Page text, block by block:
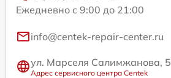
Ежедневно с 9:00 до 21:00
info@centek-repair-center.ru
ул. Марселя Салимжанова, 5
Адрес сервисного центра Centek